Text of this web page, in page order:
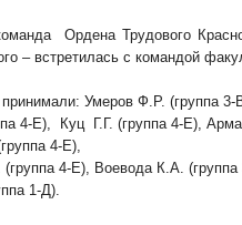
Ордена Трудового
– встретилась с командой
принимали: Умеров Ф.Р. (группа 3-
4-Е), Куц Г.Г. (группа 4-Е),
4-Е),
4-Е), Воевода К.А. (группа
1-Д).